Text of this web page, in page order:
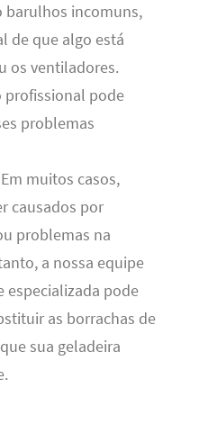
barulhos incomuns,
de que algo está
os ventiladores.
profissional pode
problemas
muitos casos,
causados por
problemas na
a nossa equipe
especializada pode
as borrachas de
sua geladeira